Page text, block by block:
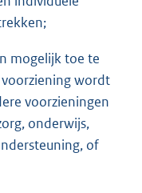
mogelijk toe te
wordt
voorzieningen
onderwijs,
of